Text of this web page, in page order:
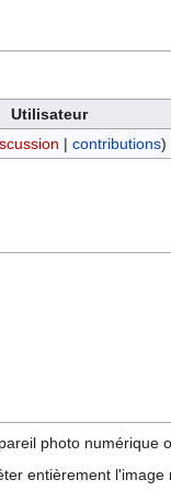
Utilisateur
| contributions)
photo numérique
entièrement l'image